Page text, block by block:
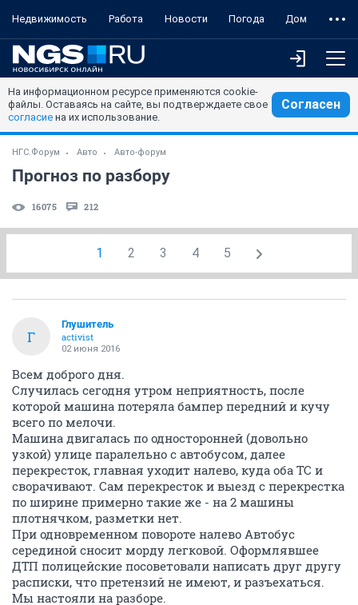
Недвижимость Работа Новости Погода Дом
На информационном ресурсе применяются cookie-
файлы. Оставаясь на сайте, вы подтверждаете свое
согласие на их использование.
Согласен
НГС.Форум Авто Авто-форум
Прогноз по разбору
16075 212
1 2 3 4 5
Г
Глушитель
activist
02 июня 2016
Всем доброго дня.
Случилась сегодня утром неприятность, после
которой машина потеряла бампер передний и кучу
всего по мелочи.
Машина двигалась по односторонней (довольно
узкой) улице паралельно с автобусом, далее
перекресток, главная уходит налево, куда оба ТС и
сворачивают. Сам перекресток и выезд с перекрестка
по ширине примерно такие же - на 2 машины
плотнячком, разметки нет.
При одновременном повороте налево Автобус
серединой сносит морду легковой. Оформлявшее
ДТП полицейские посоветовали написать друг другу
расписки, что претензий не имеют, и разъехаться.
Мы настояли на разборе.